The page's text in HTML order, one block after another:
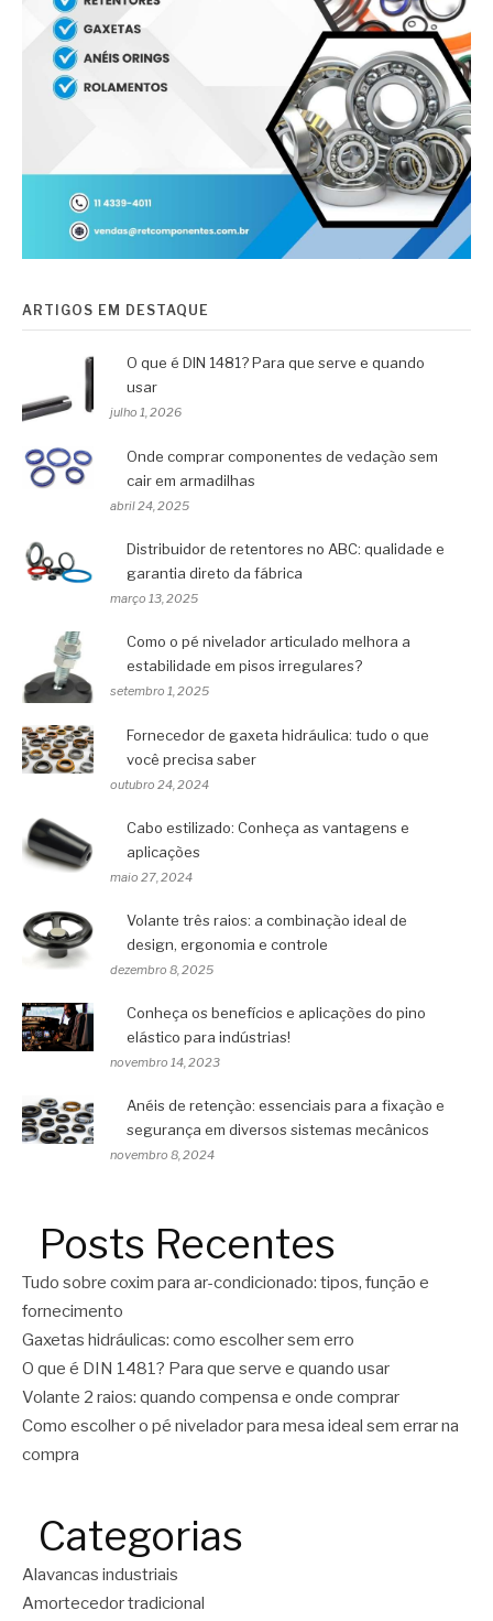
ARTIGOS EM DESTAQUE
O que é DIN 1481? Para que serve e quando
usar
julho 1, 2026
Onde comprar componentes de vedação sem
cair em armadilhas
abril 24, 2025
Distribuidor de retentores no ABC: qualidade e
garantia direto da fábrica
março 13, 2025
Como o pé nivelador articulado melhora a
estabilidade em pisos irregulares?
setembro 1, 2025
Fornecedor de gaxeta hidráulica: tudo o que
você precisa saber
outubro 24, 2024
Cabo estilizado: Conheça as vantagens e
aplicações
maio 27, 2024
Volante três raios: a combinação ideal de
design, ergonomia e controle
dezembro 8, 2025
Conheça os benefícios e aplicações do pino
elástico para indústrias!
novembro 14, 2023
Anéis de retenção: essenciais para a fixação e
segurança em diversos sistemas mecânicos
novembro 8, 2024
Posts Recentes
Tudo sobre coxim para ar-condicionado: tipos, função e
fornecimento
Gaxetas hidráulicas: como escolher sem erro
O que é DIN 1481? Para que serve e quando usar
Volante 2 raios: quando compensa e onde comprar
Como escolher o pé nivelador para mesa ideal sem errar na
compra
Categorias
Alavancas industriais
Amortecedor tradicional